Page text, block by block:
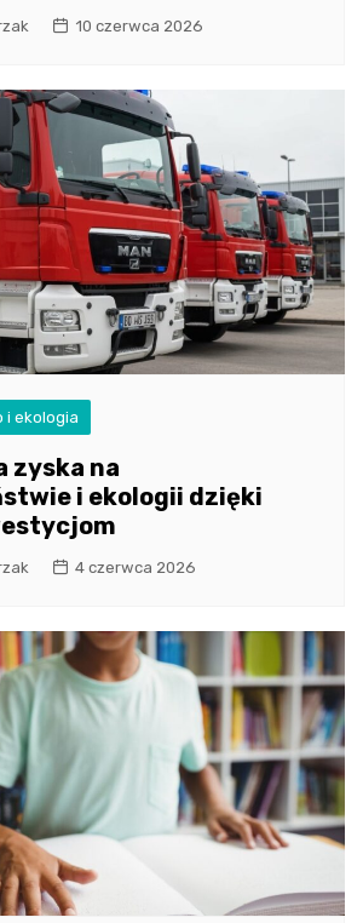
10 czerwca 2026
i ekologia
zyska na
i ekologii dzięki
4 czerwca 2026